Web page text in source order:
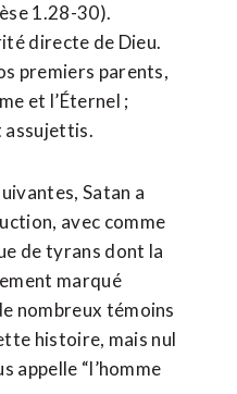
1.28-30).
directe de Dieu.
premiers parents,
et l’Éternel ;
assujettis.
Satan a
avec comme
de tyrans dont la
marqué
nombreux témoins
histoire, mais nul
appelle “l’homme